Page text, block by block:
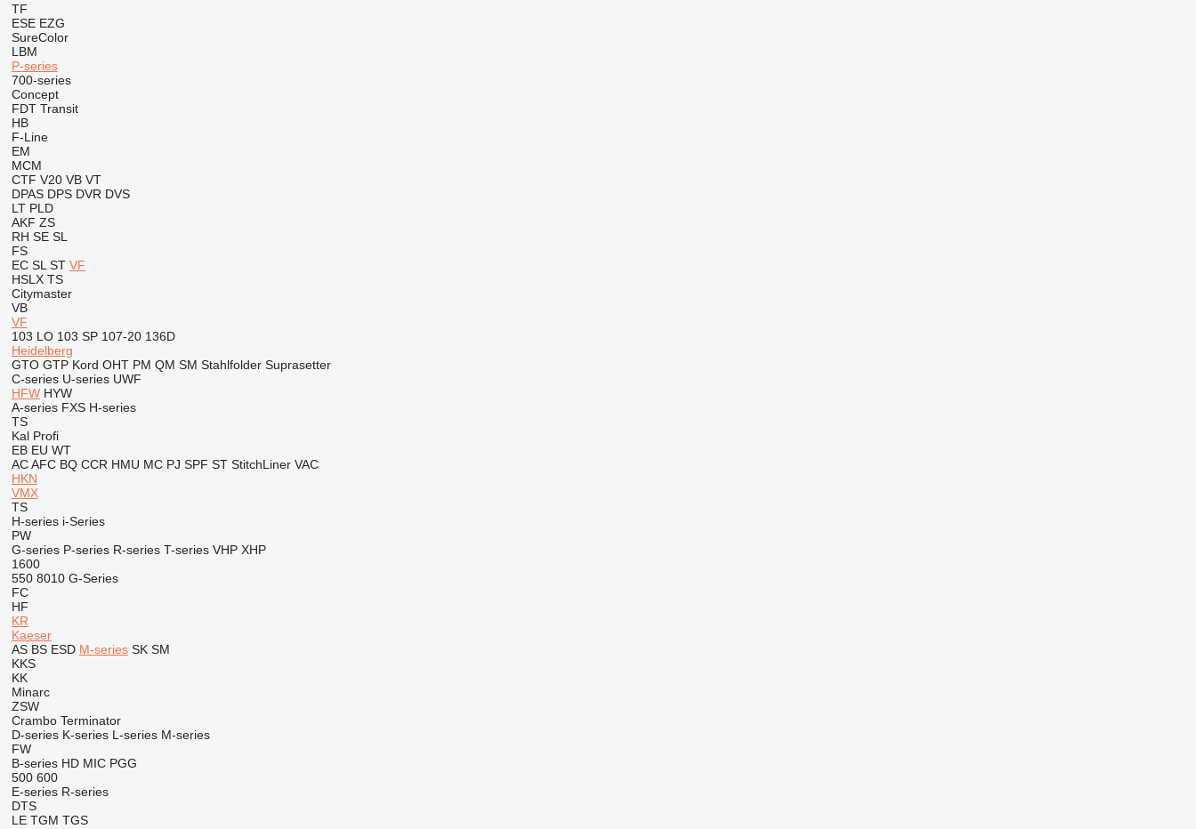
TF
ESE EZG
SureColor
LBM
P-series
700-series
Concept
FDT Transit
HB
F-Line
EM
MCM
CTF V20 VB VT
DPAS DPS DVR DVS
LT PLD
AKF ZS
RH SE SL
FS
EC SL ST VF
HSLX TS
Citymaster
VB
VF
103 LO 103 SP 107-20 136D
Heidelberg
GTO GTP Kord OHT PM QM SM Stahlfolder Suprasetter
C-series U-series UWF
HFW HYW
A-series FXS H-series
TS
Kal Profi
EB EU WT
AC AFC BQ CCR HMU MC PJ SPF ST StitchLiner VAC
HKN
VMX
TS
H-series i-Series
PW
G-series P-series R-series T-series VHP XHP
1600
550 8010 G-Series
FC
HF
KR
Kaeser
AS BS ESD M-series SK SM
KKS
KK
Minarc
ZSW
Crambo Terminator
D-series K-series L-series M-series
FW
B-series HD MIC PGG
500 600
E-series R-series
DTS
LE TGM TGS